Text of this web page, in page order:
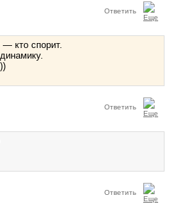
Ответить
— кто спорит.
Ответить
Ответить